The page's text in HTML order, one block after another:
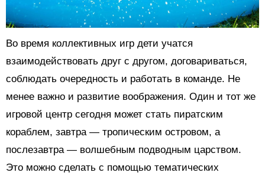
Во время коллективных игр дети учатся
взаимодействовать друг с другом, договариваться,
соблюдать очередность и работать в команде. Не
менее важно и развитие воображения. Один и тот же
игровой центр сегодня может стать пиратским
кораблем, завтра — тропическим островом, а
послезавтра — волшебным подводным царством.
Это можно сделать с помощью тематических